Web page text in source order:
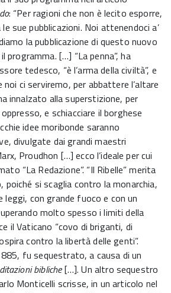
: “Per ragioni che non è lecito esporre,
le sue pubblicazioni. Noi attenendoci a’
la pubblicazione di questo nuovo
programma. […] “La penna”, ha
tedesco, “è l’arma della civiltà”, e
noi ci serviremo, per abbattere l’altare
innalzato alla superstizione, per
e schiacciare il borghese
idee moribonde saranno
divulgate dai grandi maestri
Proudhon […] ecco l’ideale per cui
“La Redazione”. “Il Ribelle” merita
si scaglia contro la monarchia,
leggi, con grande fuoco e con un
molto spesso i limiti della
il Vaticano “covo di briganti, di
contro la libertà delle genti”.
fu sequestrato, a causa di un
bibliche[…]. Un altro sequestro
Monticelli scrisse, in un articolo nel